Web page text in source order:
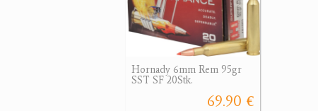
Hornady 6mm Rem 95gr
SST SF 20Stk.
69.90 €